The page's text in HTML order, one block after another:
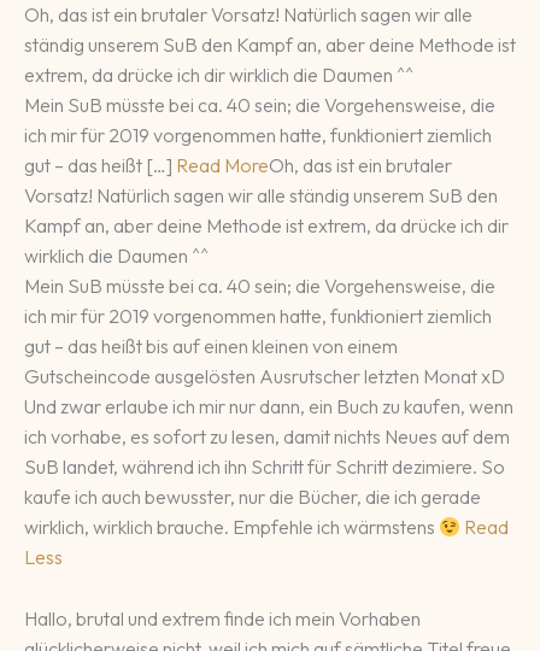
Oh, das ist ein brutaler Vorsatz! Natürlich sagen wir alle
ständig unserem SuB den Kampf an, aber deine Methode ist
extrem, da drücke ich dir wirklich die Daumen ^^
Mein SuB müsste bei ca. 40 sein; die Vorgehensweise, die
ich mir für 2019 vorgenommen hatte, funktioniert ziemlich
gut – das heißt […] Read MoreOh, das ist ein brutaler
Vorsatz! Natürlich sagen wir alle ständig unserem SuB den
Kampf an, aber deine Methode ist extrem, da drücke ich dir
wirklich die Daumen ^^
Mein SuB müsste bei ca. 40 sein; die Vorgehensweise, die
ich mir für 2019 vorgenommen hatte, funktioniert ziemlich
gut – das heißt bis auf einen kleinen von einem
Gutscheincode ausgelösten Ausrutscher letzten Monat xD
Und zwar erlaube ich mir nur dann, ein Buch zu kaufen, wenn
ich vorhabe, es sofort zu lesen, damit nichts Neues auf dem
SuB landet, während ich ihn Schritt für Schritt dezimiere. So
kaufe ich auch bewusster, nur die Bücher, die ich gerade
wirklich, wirklich brauche. Empfehle ich wärmstens
Read
Less
Hallo, brutal und extrem finde ich mein Vorhaben